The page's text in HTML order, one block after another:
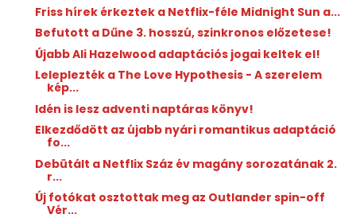
Friss hírek érkeztek a Netflix-féle Midnight Sun a...
Befutott a Dűne 3. hosszú, szinkronos előzetese!
Újabb Ali Hazelwood adaptációs jogai keltek el!
Leleplezték a The Love Hypothesis - A szerelem
kép...
Idén is lesz adventi naptáras könyv!
Elkezdődött az újabb nyári romantikus adaptáció
fo...
Debütált a Netflix Száz év magány sorozatának 2.
r...
Új fotókat osztottak meg az Outlander spin-off
Vér...